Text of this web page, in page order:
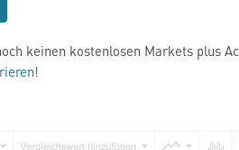
keinen kostenlosen Markets plus